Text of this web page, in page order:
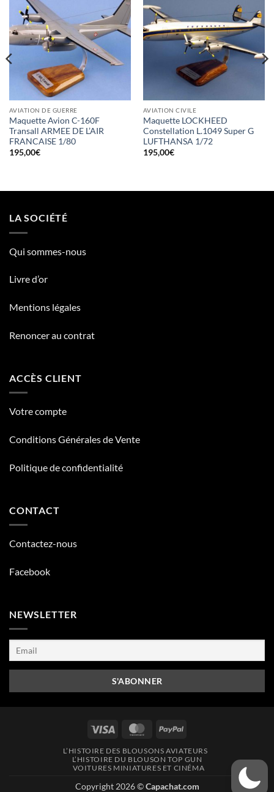
AVIATION DE GUERRE
Maquette Avion C-160F
Transall ARMEE DE L’AIR
FRANCAISE 1/80
195,00€
AVIATION CIVILE
Maquette LOCKHEED
Constellation L.1049 Super G
LUFTHANSA 1/72
195,00€
LA SOCIÉTÉ
Qui sommes-nous
Livre d’or
Mentions légales
Renoncer au contrat
ACCÈS CLIENT
Votre compte
Conditions Générales de Vente
Politique de confidentialité
CONTACT
Contactez-nous
Facebook
NEWSLETTER
Visa MasterCardPayPal
L’HISTOIRE DES BLOUSONS AVIATEURS
L’HISTOIRE DU BLOUSON TOP GUN
VOITURES MINIATURES ET CINÉMA
Copyright 2026 ©Capachat.com